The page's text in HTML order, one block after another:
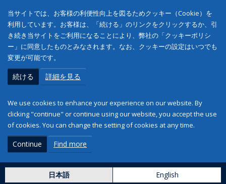
当サイトでは、お客様の利便性向上を図るためクッキー（Cookie）を
利用しています。お客様は、「続ける」のリンクをクリックするか、引
き続き当サイトをご利用になることにより、弊社の「クッキーポリシ
ー」に同意したものとみなされます。なお、クッキーの設定はいつでも
変更が可能です。
続ける 詳細を見る
We use cookies to enhance your experience on our website. By
clicking "continue" or continue using our website, you accept the use
of cookies. You can change the setting of cookies at any time.
Continue Find more
日本語 English